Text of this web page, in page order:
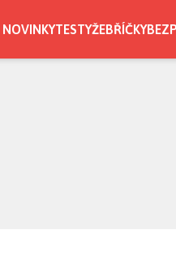
NOVINKYTESTYŽEBŘÍČKY